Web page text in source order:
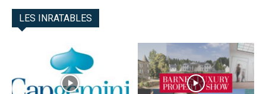
LES INRATABLES